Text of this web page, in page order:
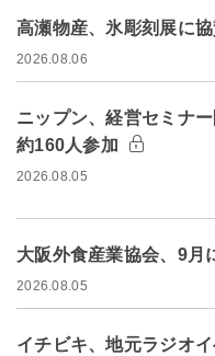
高瀬物産、氷彫刻展に
2026.08.06
ニップン、経営セミナ
約160人参加
2026.08.05
大阪外食産業協会、9月
2026.08.05
イチビキ、地元ラジオ